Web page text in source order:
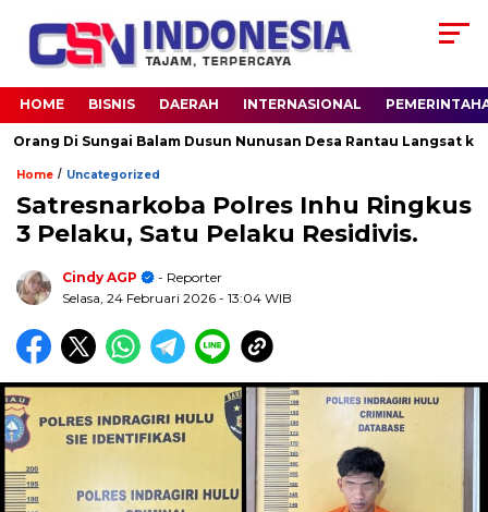
HOME BISNIS DAERAH INTERNASIONAL
Di Sungai Balam Dusun Nunusan Desa Rantau Langsat kec.
Home / Uncategorized
Satresnarkoba Polres Inhu Ringkus
3 Pelaku, Satu Pelaku Residivis.
Cindy AGP
- Reporter
Selasa, 24 Februari 2026 - 13:04 WIB